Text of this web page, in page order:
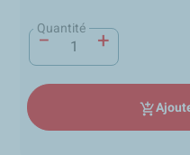
Quantité
− +
add_shopping_cart